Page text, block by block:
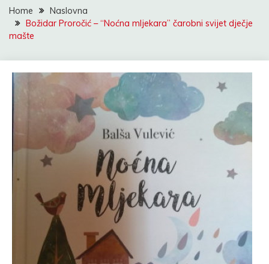
Home
Naslovna
Božidar Proročić – “Noćna mljekara” čarobni svijet dječje
mašte